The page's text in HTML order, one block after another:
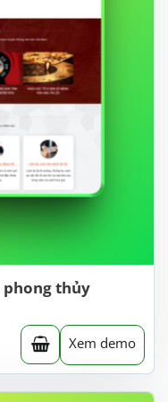
phong thủy
hiện Xem demo